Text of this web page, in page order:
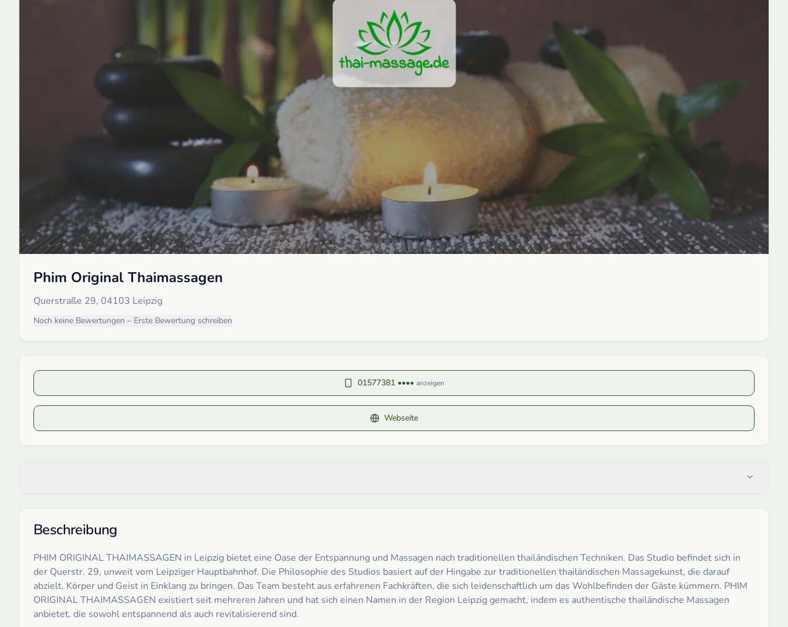
Phim Original Thaimassagen
Querstraße 29, 04103 Leipzig
Noch keine Bewertungen – Erste Bewertung schreiben
01577381 •••• anzeigen
Webseite
Beschreibung
PHIM ORIGINAL THAIMASSAGEN in Leipzig bietet eine Oase der Entspannung und Massagen nach traditionellen thailändischen Techniken. Das Studio befindet sich in
der Querstr. 29, unweit vom Leipziger Hauptbahnhof. Die Philosophie des Studios basiert auf der Hingabe zur traditionellen thailändischen Massagekunst, die darauf
abzielt, Körper und Geist in Einklang zu bringen. Das Team besteht aus erfahrenen Fachkräften, die sich leidenschaftlich um das Wohlbefinden der Gäste kümmern. PHIM
ORIGINAL THAIMASSAGEN existiert seit mehreren Jahren und hat sich einen Namen in der Region Leipzig gemacht, indem es authentische thailändische Massagen
anbietet, die sowohl entspannend als auch revitalisierend sind.